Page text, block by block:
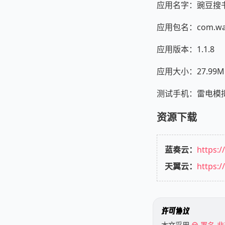
应用名字：豌豆搜
应用包名：
应用版本：1.1.8
应用大小：
测试手机：雷电
资源下载
蓝奏云：
天翼云： https://
许可协议